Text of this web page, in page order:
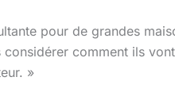
pour de grandes
considérer comment ils
»